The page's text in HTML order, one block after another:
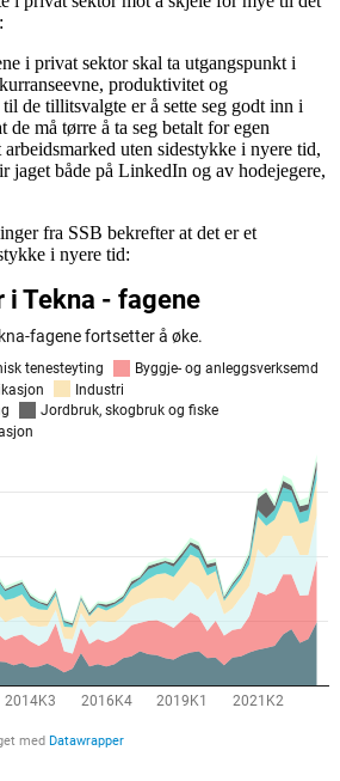
i privat sektor skal ta utgangspunkt i
produktivitet og
de tillitsvalgte er å sette seg godt inn i
må tørre å ta seg betalt for egen
uten sidestykke i nyere tid,
jaget både på LinkedIn og av hodejegere,
fra SSB bekrefter at det er et
i nyere tid: